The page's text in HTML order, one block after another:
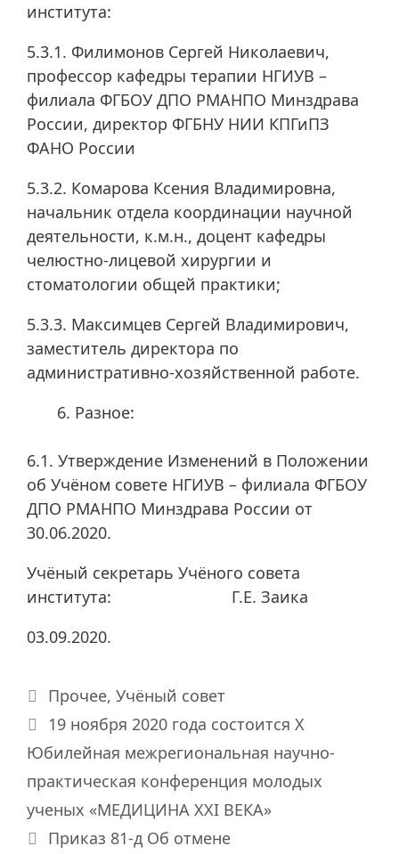
института:
5.3.1. Филимонов Сергей Николаевич,
профессор кафедры терапии НГИУВ –
филиала ФГБОУ ДПО РМАНПО Минздрава
России, директор ФГБНУ НИИ КПГиПЗ
ФАНО России
5.3.2. Комарова Ксения Владимировна,
начальник отдела координации научной
деятельности, к.м.н., доцент кафедры
челюстно-лицевой хирургии и
стоматологии общей практики;
5.3.3. Максимцев Сергей Владимирович,
заместитель директора по
административно-хозяйственной работе.
Разное:
6.1. Утверждение Изменений в Положении
об Учёном совете НГИУВ – филиала ФГБОУ
ДПО РМАНПО Минздрава России от
30.06.2020.
Учёный секретарь Учёного совета
института: Г.Е. Заика
03.09.2020.
Рубрики
Прочее, Учёный совет
19 ноября 2020 года состоится X
Юбилейная межрегиональная научно-
практическая конференция молодых
ученых «МЕДИЦИНА ХХI ВЕКА»
Приказ 81-д Об отмене